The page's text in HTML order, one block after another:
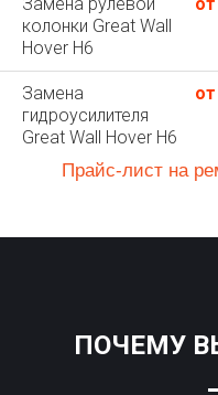
колонки Great Wall
Hover H6
Замена
гидроусилителя
Great Wall Hover H6
Прайс-лист на
ПОЧЕМУ